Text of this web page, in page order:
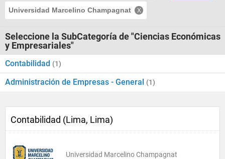
Universidad Marcelino Champagnat
Seleccione la SubCategoría de "Ciencias Económicas
y Empresariales"
Contabilidad (1)
Administración de Empresas - General (1)
Contabilidad (Lima, Lima)
Universidad Marcelino Champagnat